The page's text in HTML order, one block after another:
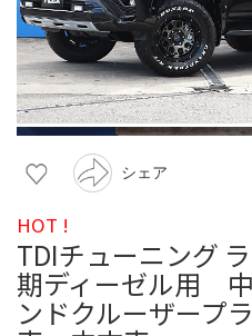
シェア
HOT !
TDIチューニング
期ディーゼル用
ンドクルーザープ